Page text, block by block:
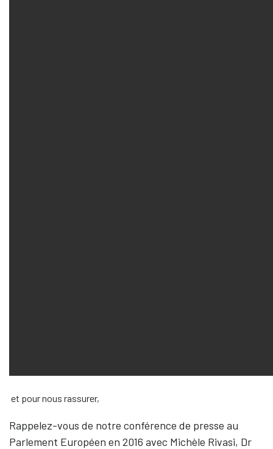
et pour nous rassurer,
Rappelez-vous de notre conférence de presse au
Parlement Européen en 2016 avec Michèle Rivasi, Dr